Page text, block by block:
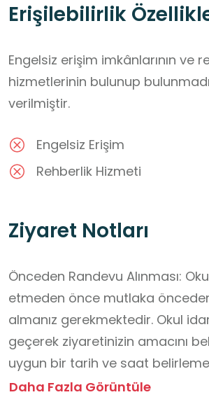
Erişilebilirlik
Engelsiz erişim imkânlarının ve
hizmetlerinin bulunup
verilmiştir.
Engelsiz Erişim
Rehberlik Hizmeti
Ziyaret Notları
Önceden Randevu Alınması:
etmeden önce mutlaka
almanız gerekmektedir. Okul
geçerek ziyaretinizin amacını
uygun bir tarih ve saat
okulun günlük işleyişini
Daha Fazla Görüntüle